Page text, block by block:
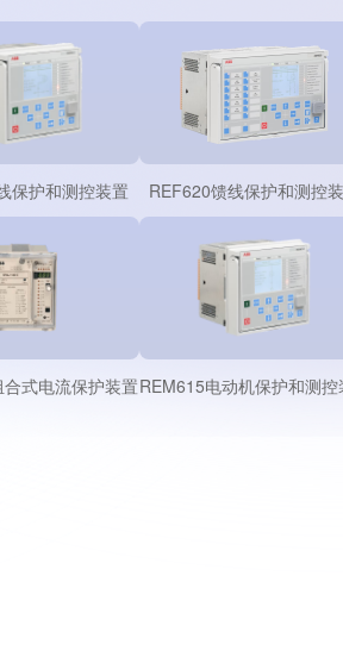
保护和测控装置 REF620馈线保护和测控
式电流保护装置REM615电动机保护和测控